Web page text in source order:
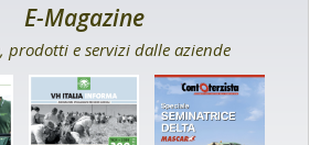
E-Magazine
prodotti e servizi dalle aziende